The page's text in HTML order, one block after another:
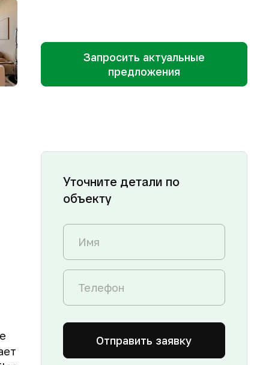
Запросить актуальные
предложения
Уточните детали по
объекту
Отправить заявку